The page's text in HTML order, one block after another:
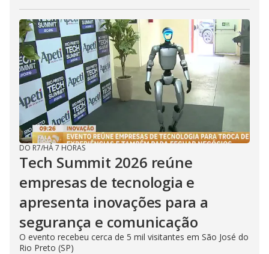
DO R7/HÁ 7 HORAS
Tech Summit 2026 reúne
empresas de tecnologia e
apresenta inovações para a
segurança e comunicação
O evento recebeu cerca de 5 mil visitantes em São José do
Rio Preto (SP)